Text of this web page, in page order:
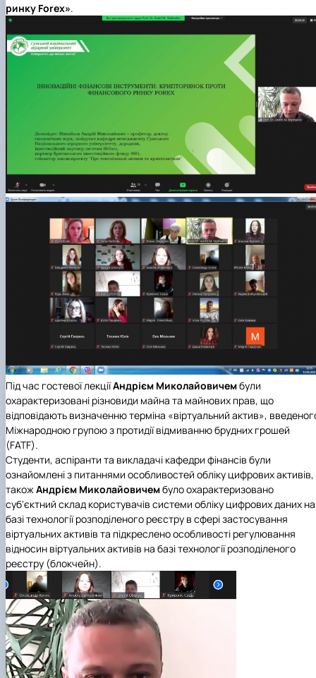
ринку Forex».
Під час гостевої лекціїАндрієм Миколайовичембули
охарактеризовані різновиди майна та майнових прав, що
відповідають визначенню терміна «віртуальний актив»,
Міжнародною групою з протидії відмиванню брудних грошей
(FATF).
Студенти, аспіранти та викладачі кафедри фінансів були
ознайомлені з питаннями особливостей обліку цифрових активів,
такожАндрієм Миколайовичембуло охарактеризовано
суб'єктний склад користувачів системи обліку цифрових даних на
базі технології розподіленого реєстру в сфері застосування
віртуальних активів та підкреслено особливості регулювання
відносин віртуальних активів на базі технології розподіленого
реєстру (блокчейн).